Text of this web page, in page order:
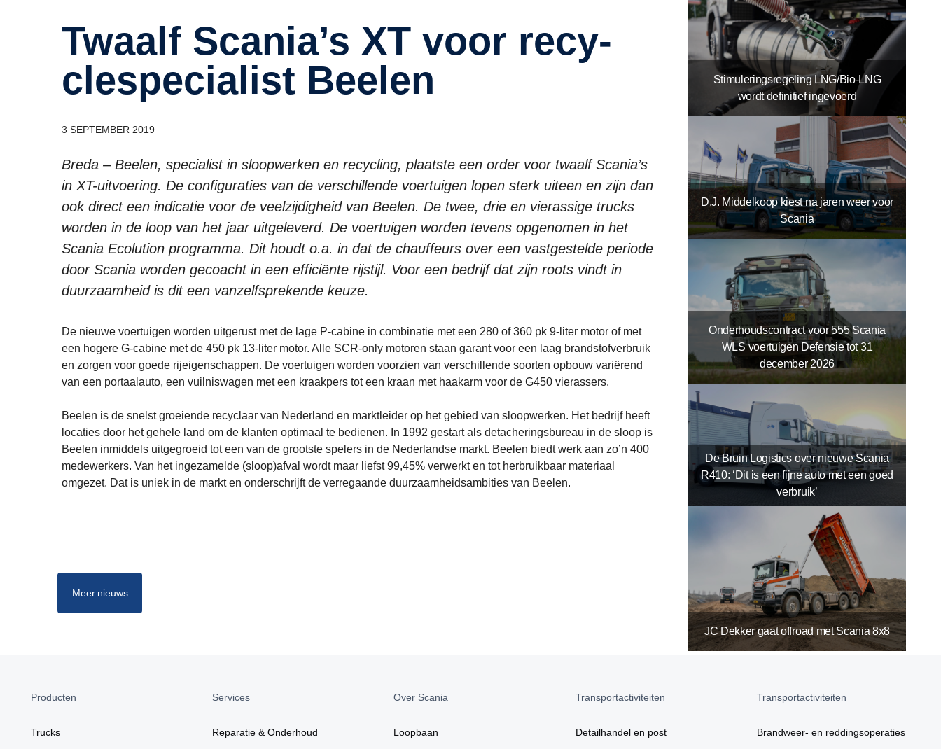
Twaalf Scania’s XT voor re­cy­
clespe­ci­a­list Beelen
3 SEPTEMBER 2019
Breda – Beelen, specialist in sloopwerken en recycling, plaatste een order voor twaalf Scania’s
in XT-uitvoering. De configuraties van de verschillende voertuigen lopen sterk uiteen en zijn dan
ook direct een indicatie voor de veelzijdigheid van Beelen. De twee, drie en vierassige trucks
worden in de loop van het jaar uitgeleverd. De voertuigen worden tevens opgenomen in het
Scania Ecolution programma. Dit houdt o.a. in dat de chauffeurs over een vastgestelde periode
door Scania worden gecoacht in een efficiënte rijstijl. Voor een bedrijf dat zijn roots vindt in
duurzaamheid is dit een vanzelfsprekende keuze.
De nieuwe voertuigen worden uitgerust met de lage P-cabine in combinatie met een 280 of 360 pk 9-liter motor of met
een hogere G-cabine met de 450 pk 13-liter motor. Alle SCR-only motoren staan garant voor een laag brandstofverbruik
en zorgen voor goede rijeigenschappen. De voertuigen worden voorzien van verschillende soorten opbouw variërend
van een portaalauto, een vuilniswagen met een kraakpers tot een kraan met haakarm voor de G450 vierassers.
Beelen is de snelst groeiende recyclaar van Nederland en marktleider op het gebied van sloopwerken. Het bedrijf heeft
locaties door het gehele land om de klanten optimaal te bedienen. In 1992 gestart als detacheringsbureau in de sloop is
Beelen inmiddels uitgegroeid tot een van de grootste spelers in de Nederlandse markt. Beelen biedt werk aan zo’n 400
medewerkers. Van het ingezamelde (sloop)afval wordt maar liefst 99,45% verwerkt en tot herbruikbaar materiaal
omgezet. Dat is uniek in de markt en onderschrijft de verregaande duurzaamheidsambities van Beelen.
Meer nieuws
Stimuleringsregeling LNG/Bio-LNG
wordt definitief ingevoerd
D.J. Middelkoop kiest na jaren weer voor
Scania
Onderhoudscontract voor 555 Scania
WLS voertuigen Defensie tot 31
december 2026
De Bruin Logistics over nieuwe Scania
R410: ‘Dit is een fijne auto met een goed
verbruik’
JC Dekker gaat offroad met Scania 8x8
Producten
Trucks
Services
Reparatie & Onderhoud
Over Scania
Loopbaan
Transportactiviteiten
Detailhandel en post
Transportactiviteiten
Brandweer- en reddingsoperaties